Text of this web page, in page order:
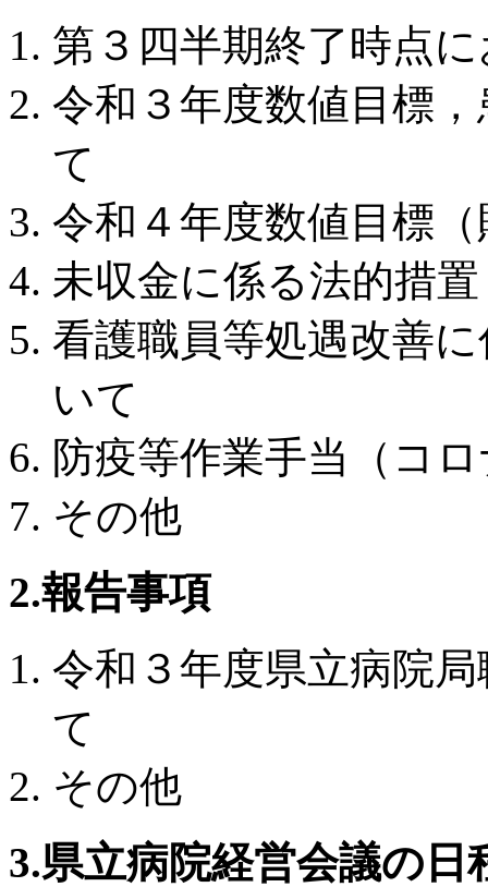
第３四半期終了時点
令和３年度数値目標
て
令和４年度数値目標
未収金に係る法的措
看護職員等処遇改善
いて
防疫等作業手当（コ
その他
2.報告事項
令和３年度県立病院
て
その他
3.県立病院経営会議の日